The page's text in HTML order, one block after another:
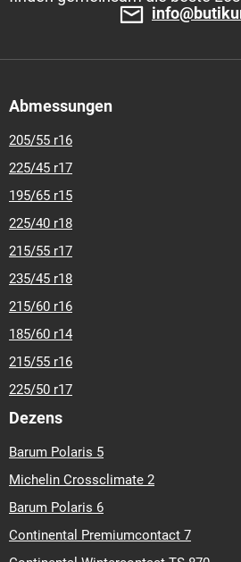
Abmessungen
205/55 r16
225/45 r17
195/65 r15
225/40 r18
215/55 r17
235/45 r18
215/60 r16
185/60 r14
215/55 r16
225/50 r17
Dezens
Barum Polaris 5
Michelin Crossclimate 2
Barum Polaris 6
Continental Premiumcontact 7